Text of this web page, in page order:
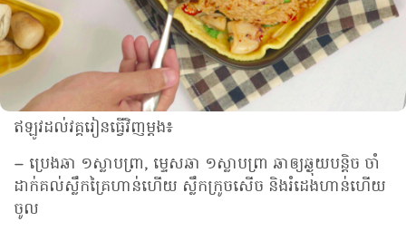
ឥឡូវដល់វគ្គរៀនធ្វើវិញម្ដង៖
– ប្រេងឆា​ ១ស្លាបព្រា, ម្ទេសឆា ១ស្លាបព្រា ឆាឲ្យឆ្ងុយបន្តិច ចាំ
ដាក់គល់ស្លឹកគ្រៃហាន់ហើយ ស្លឹកក្រូចសើច និងរំដេងហាន់ហើយ
ចូល